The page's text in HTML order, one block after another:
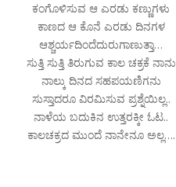
ಕಂಗೊಳಿಸುವ ಆ ಎರಡು ಕಣ್ಣುಗಳು
ಕಾಣದ ಆ ಕೊನೆ ಎರಡು ದಿನಗಳ
ಆಶ್ಚರ್ಯದಿಂದೆದುರುಗಾಣುತ್ತಾ…
ಸುತ್ತಿ ಸುತ್ತಿ ತಿರುಗುವ ಕಾಲ ಚಕ್ರಕೆ ನಾನು
ನಾಲ್ಕು ದಿನದ ಸಹಪಯಣಿಗನು
ಸುಸ್ತಾದರೂ ವಿರಮಿಸುವ ಪ್ರಶ್ನೆಯಿಲ್ಲ..
ನಾಳೆಯ ಬದುಕಿನ ಉತ್ತರಕ್ಕೀ ಓಟ..
ಕಾಲಚಕ್ರದ ಮುಂದೆ ನಾನೇನೂ ಅಲ್ಲ….